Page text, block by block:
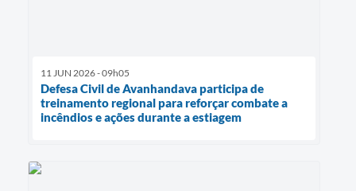
11 JUN 2026 - 09h05
Defesa Civil de Avanhandava participa de
treinamento regional para reforçar combate a
incêndios e ações durante a estiagem